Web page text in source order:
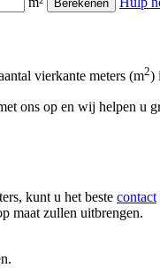
Berekenen
vierkante meters (m2)
ons op en wij helpen u
kunt u het beste contact
maat zullen uitbrengen.